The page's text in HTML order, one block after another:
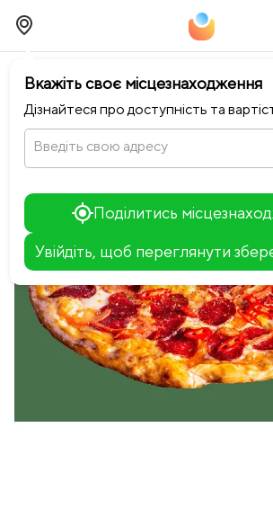
Вкажіть своє місцезнаходження
Дізнайтеся про доступність та
Введіть свою адресу
Поділитись
Увійдіть, щоб переглянути
+
−
chevron_leftПовернутися до NEO ROOM